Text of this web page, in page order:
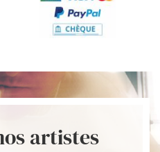
artistes